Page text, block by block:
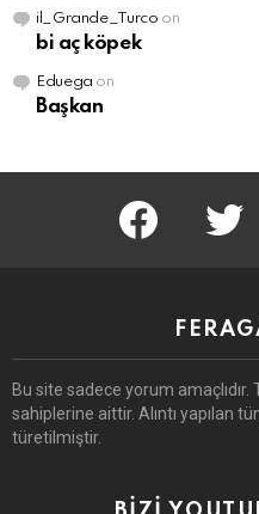
il_Grande_Turco on
bi aç köpek
Eduega on
Başkan
facebook
Bu site sadece yorum amaçlıdır.
sahiplerine aittir. Alıntı yapılan
türetilmiştir.